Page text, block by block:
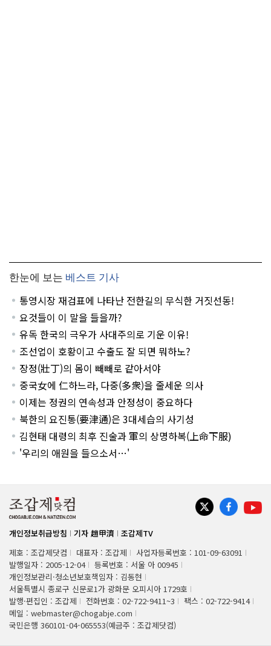
한눈에 보는 베스트 기사
통영시장 재검표에 나타난 전한길의 무식한 거짓선동!
요것들이 이 말을 들을까?
유독 한국의 극우가 사대주의로 기운 이유!
조선업이 호황이고 수출도 잘 되면 뭐하노?
장정(壯丁)의 몸이 빼빼로 같아서야
중국女에 仁하느라, 다중(多衆)을 줄세운 의사
이제는 정권의 연속성과 안정성이 중요하다
북한의 요진통(要津通)은 3대세습의 사기성
김현태 대령의 최후 진술과 軍의 상명하복(上命下服)
'우리의 애원을 들으소서…'
개인정보취급방침 기자 趙甲濟
조갑제TV
제호 : 조갑제닷컴
대표자 : 조갑제
사업자등록번호 : 101-09-63091
발행일자 : 2005-12-04
등록번호 : 서울 아 00945
개인정보관리·청소년보호책임자 : 김동현
서울특별시 종로구 신문로1가 광화문 오피시아 1729호
발행·편집인 : 조갑제
전화번호 : 02-722-9411~3
팩스 : 02-722-9414
메일 : webmaster@chogabje.com
국민은행 360101-04-065553(예금주 : 조갑제닷컴)